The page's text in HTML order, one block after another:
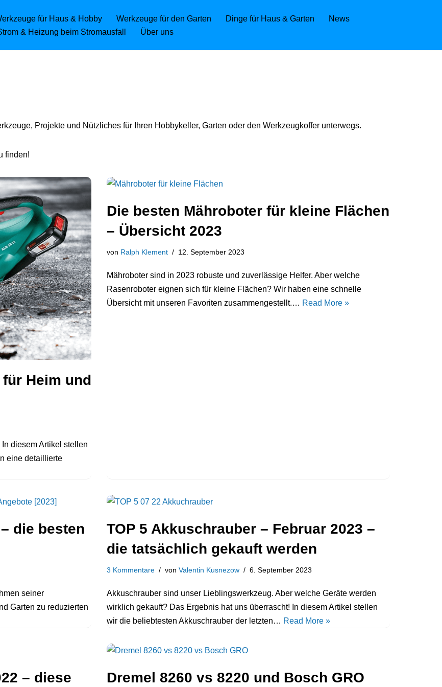
für Haus & Hobby Werkzeuge für den Garten Dinge für Haus & Garten
News
& Heizung beim Stromausfall
Über uns
Projekte und Nützliches für Ihren Hobbykeller, Garten oder den Werkzeugkoffer unterwegs.
finden!
Heim und
diesem Artikel stellen
eine detaillierte
Die besten Mähroboter für kleine Flächen
– Übersicht 2023
von Ralph Klement 12. September 2023
Mähroboter sind in 2023 robuste und zuverlässige Helfer. Aber welche
Rasenroboter eignen sich für kleine Flächen? Wir haben eine schnelle
Übersicht mit unseren Favoriten zusammengestellt.… Read More »
die besten
seiner
Garten zu reduzierten
TOP 5 Akkuschrauber – Februar 2023 –
die tatsächlich gekauft werden
3 Kommentare von Valentin Kusnezow 6. September 2023
Akkuschrauber sind unser Lieblingswerkzeug. Aber welche Geräte werden
wirklich gekauft? Das Ergebnis hat uns überrascht! In diesem Artikel stellen
wir die beliebtesten Akkuschrauber der letzten… Read More »
– diese Dremel 8260 vs 8220 und Bosch GRO